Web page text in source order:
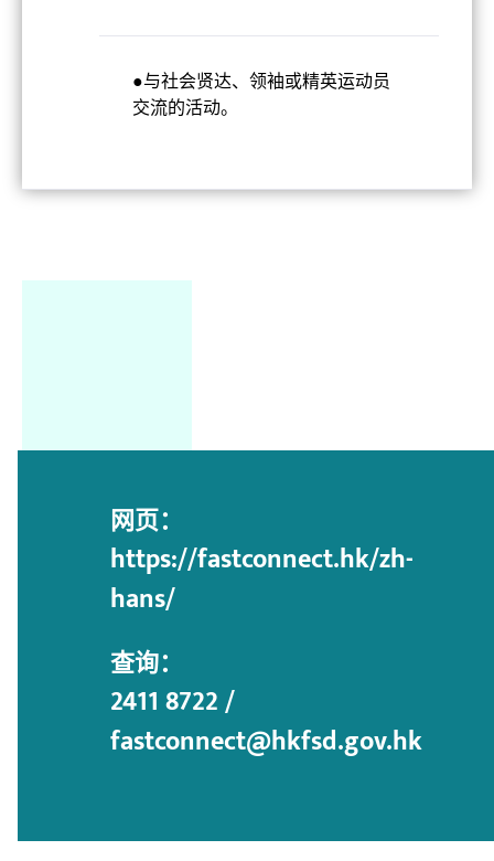
●与社会贤达、领袖或精英运动员
交流的活动。
网页：
https://fastconnect.hk/zh-
hans/
查询：
2411 8722 /
fastconnect@hkfsd.gov.hk